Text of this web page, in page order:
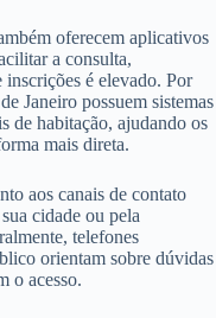
oferecem aplicativos
a consulta,
é elevado. Por
Janeiro possuem sistemas
de habitação, ajudando os
mais direta.
aos canais de contato
cidade ou pela
telefones
orientam sobre dúvidas
o acesso.